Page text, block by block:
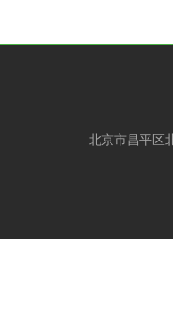
北京市昌平区